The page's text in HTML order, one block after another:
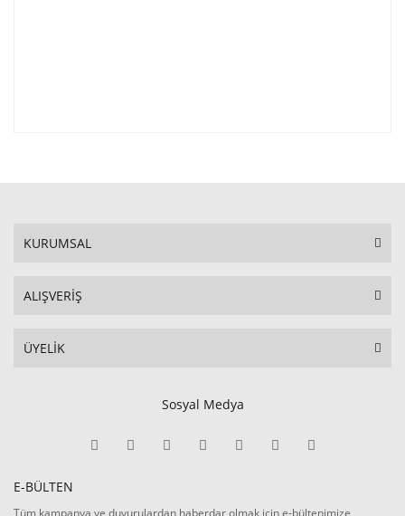
KURUMSAL
ALIŞVERİŞ
ÜYELİK
Sosyal Medya
E-BÜLTEN
Tüm kampanya ve duyurulardan haberdar olmak için e-bültenimize